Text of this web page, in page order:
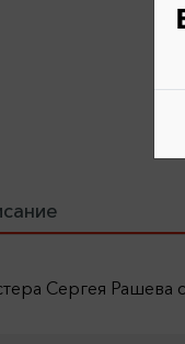
Сергея